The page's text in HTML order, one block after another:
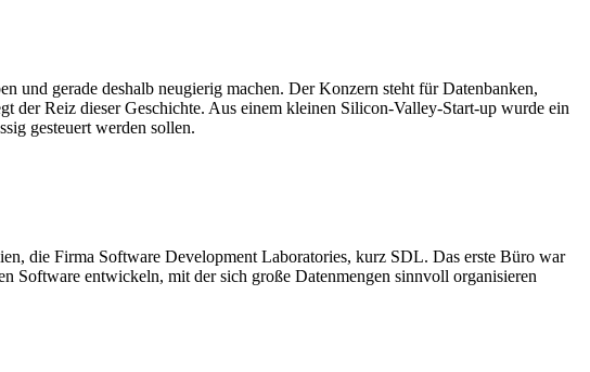
und gerade deshalb neugierig machen. Der Konzern steht für Datenbanken,
der Reiz dieser Geschichte. Aus einem kleinen Silicon-Valley-Start-up wurde ein
gesteuert werden sollen.
die Firma Software Development Laboratories, kurz SDL. Das erste Büro war
Software entwickeln, mit der sich große Datenmengen sinnvoll organisieren